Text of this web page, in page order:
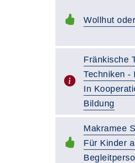
Wollhut
Fränkische
Techniken -
In
Bildung
Makramee
Für Kinder